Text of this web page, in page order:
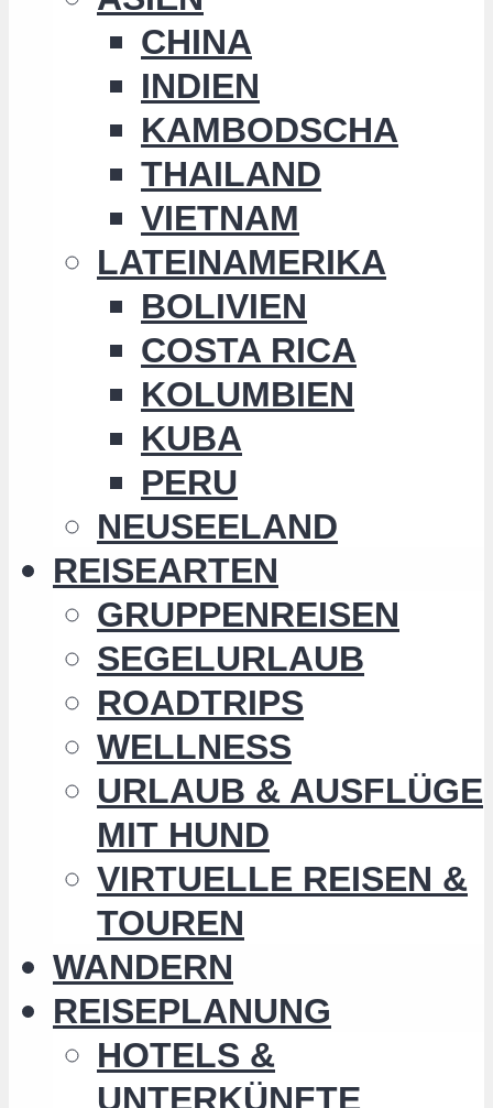
CHINA
INDIEN
KAMBODSCHA
THAILAND
VIETNAM
LATEINAMERIKA
BOLIVIEN
COSTA RICA
KOLUMBIEN
KUBA
PERU
NEUSEELAND
REISEARTEN
GRUPPENREISEN
SEGELURLAUB
ROADTRIPS
WELLNESS
URLAUB & AUSFLÜGE
MIT HUND
VIRTUELLE REISEN &
TOUREN
WANDERN
REISEPLANUNG
HOTELS &
UNTERKÜNFTE